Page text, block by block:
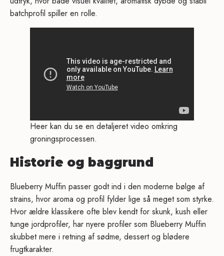
batchprofil spiller en rolle.
Heer kan du se en detaljeret video omkring
groningsprocessen.
Historie og baggrund
Blueberry Muffin passer godt ind i den moderne bølge af
strains, hvor aroma og profil fylder lige så meget som styrke.
Hvor ældre klassikere ofte blev kendt for skunk, kush eller
tunge jordprofiler, har nyere profiler som Blueberry Muffin
skubbet mere i retning af sødme, dessert og blødere
frugtkarakter.